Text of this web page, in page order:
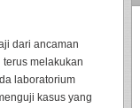
dari ancaman
terus melakukan
laboratorium
kasus yang